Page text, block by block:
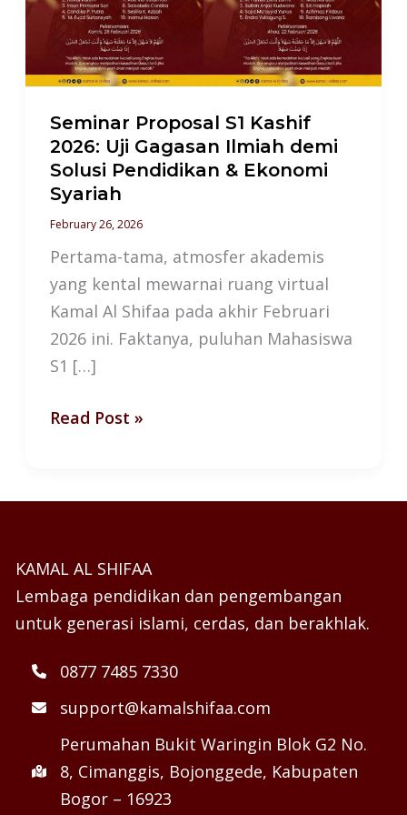
Seminar Proposal S1 Kashif
2026: Uji Gagasan Ilmiah demi
Solusi Pendidikan & Ekonomi
Syariah
February 26, 2026
Pertama-tama, atmosfer akademis
yang kental mewarnai ruang virtual
Kamal Al Shifaa pada akhir Februari
2026 ini. Faktanya, puluhan Mahasiswa
S1 […]
2026:
Uji
Gagasan
Ilmiah
demi
Solusi
Pendidikan
&
Ekonomi
Syariah
Read Post »
KAMAL AL SHIFAA
Lembaga pendidikan dan pengembangan
untuk generasi islami, cerdas, dan berakhlak.
0877 7485 7330
support@kamalshifaa.com
Perumahan Bukit Waringin Blok G2 No.
8, Cimanggis, Bojonggede, Kabupaten
Bogor – 16923